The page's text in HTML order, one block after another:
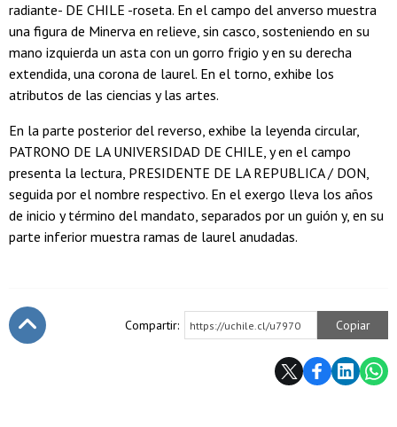
radiante- DE CHILE -roseta. En el campo del anverso muestra
una figura de Minerva en relieve, sin casco, sosteniendo en su
mano izquierda un asta con un gorro frigio y en su derecha
extendida, una corona de laurel. En el torno, exhibe los
atributos de las ciencias y las artes.
En la parte posterior del reverso, exhibe la leyenda circular,
PATRONO DE LA UNIVERSIDAD DE CHILE, y en el campo
presenta la lectura, PRESIDENTE DE LA REPUBLICA / DON,
seguida por el nombre respectivo. En el exergo lleva los años
de inicio y término del mandato, separados por un guión y, en su
parte inferior muestra ramas de laurel anudadas.
Compartir: https://uchile.cl/u7970 Copiar